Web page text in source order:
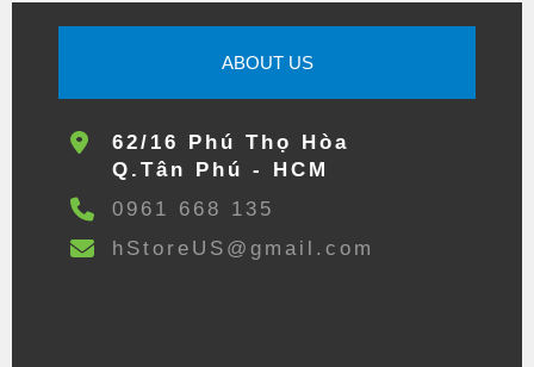
ABOUT US
62/16 Phú Thọ Hòa
Q.Tân Phú - HCM
0961 668 135
hStoreUS@gmail.com